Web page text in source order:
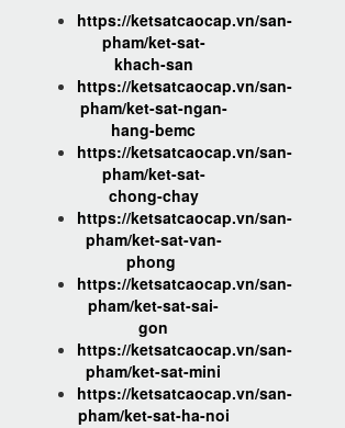
https://ketsatcaocap.vn/san-
pham/ket-sat-
khach-san
https://ketsatcaocap.vn/san-
pham/ket-sat-ngan-
hang-bemc
https://ketsatcaocap.vn/san-
pham/ket-sat-
chong-chay
https://ketsatcaocap.vn/san-
pham/ket-sat-van-
phong
https://ketsatcaocap.vn/san-
pham/ket-sat-sai-
gon
https://ketsatcaocap.vn/san-
pham/ket-sat-mini
https://ketsatcaocap.vn/san-
pham/ket-sat-ha-noi